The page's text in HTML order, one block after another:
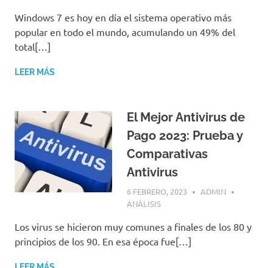
Windows 7 es hoy en día el sistema operativo más
popular en todo el mundo, acumulando un 49% del
total[…]
LEER MÁS
El Mejor Antivirus de
Pago 2023: Prueba y
Comparativas
Antivirus
6 FEBRERO, 2023
ADMIN
ANÁLISIS
Los virus se hicieron muy comunes a finales de los 80 y
principios de los 90. En esa época fue[…]